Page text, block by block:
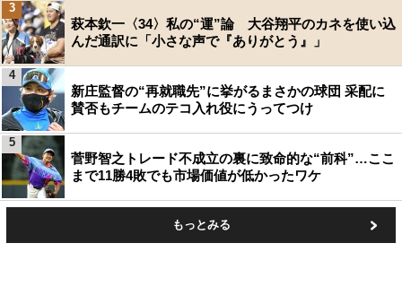
萩本欽一〈34〉私の“運”論 大谷翔平のカネを使い込
んだ通訳に「小さな声で『ありがとう』」
3
新庄監督の“再就職先”に挙がるまさかの球団 采配に
賛否もチームのテコ入れ役にうってつけ
4
菅野智之トレード不成立の裏に致命的な“前科”…ここ
まで11勝4敗でも市場価値が低かったワケ
5
もっとみる